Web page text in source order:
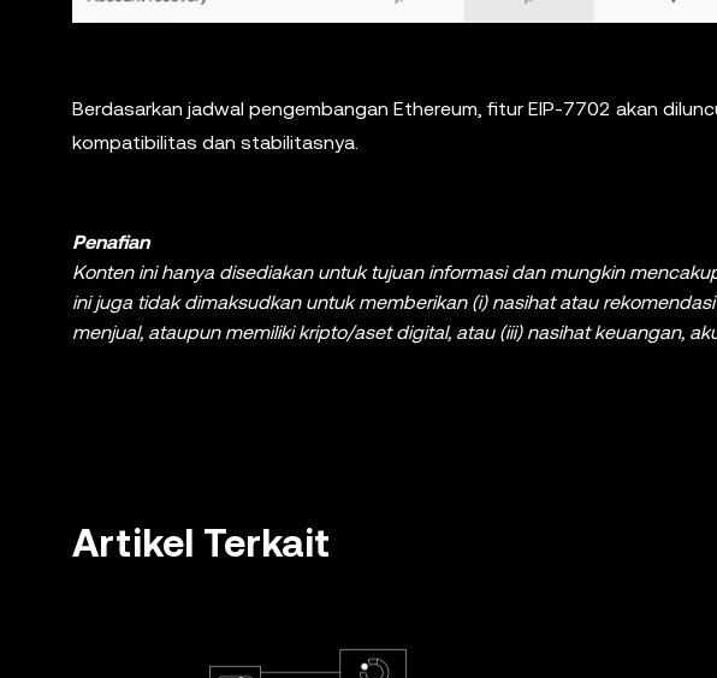
Berdasarkan jadwal pengembangan Ethereum, fitur EIP-7702 akan
kompatibilitas dan stabilitasnya.
Penafian
Konten ini hanya disediakan untuk tujuan informasi dan mungkin
ini juga tidak dimaksudkan untuk memberikan (i) nasihat atau
menjual, ataupun memiliki kripto/aset digital, atau (iii) nasihat keuangan,
digital, termasuk stablecoin dan NFT, melibatkan risiko yang tinggi dan
yang mungkin terdapat di sini. OKX Web3 Wallet dan layanan
Artikel Terkait